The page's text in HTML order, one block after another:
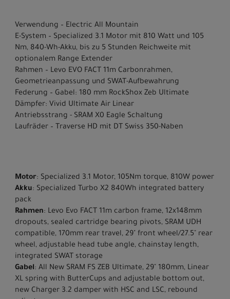
Verwendung – Electric All Mountain
E-System – Specialized 3.1 Motor mit 810 Watt und 105
Nm, 840-Wh-Akku, bis zu 5 Stunden Reichweite mit
optionalem Range Extender
Rahmen – Levo EVO FACT 11m Carbonrahmen,
Geometrieanpassung und SWAT-Aufbewahrung
Federung – Gabel: 180 mm RockShox Zeb Ultimate
Dämpfer: Vivid Ultimate Air Linear
Antriebsstrang - SRAM X0 Eagle Schaltung
Laufräder – Traverse HD mit DT Swiss 350-Naben
Motor: Specialized 3.1 Motor, 105Nm torque, 810W power
Akku: Specialized Turbo X2 840Wh integrated battery
pack
Rahmen: Levo Evo FACT 11m carbon frame, 12x148mm
dropouts, sealed cartridge bearing pivots, SRAM UDH
compatible, 170mm rear travel, 29" front wheel/27.5" rear
wheel, adjustable head tube angle, chainstay length,
integrated SWAT storage
Gabel: All New SRAM FS ZEB Ultimate, 29" 180mm, Linear
XL spring with ButterCups and adjustable bottom out,
new Charger 3.2 damper with HSC and LSC, rebound